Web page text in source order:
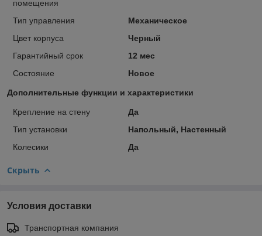
помещения
Тип управления
Механическое
Цвет корпуса
Черный
Гарантийный срок
12 мес
Состояние
Новое
Дополнительные функции и характеристики
Крепление на стену
Да
Тип установки
Напольный, Настенный
Колесики
Да
Скрыть
Условия доставки
Транспортная компания